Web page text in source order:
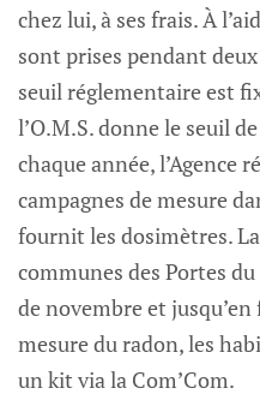
chez lui, à ses frais. À
sont prises pendant
seuil réglementaire est
l’O.M.S. donne le seuil
chaque année, l’Agence
campagnes de mesure
fournit les dosimètres.
communes des Portes
de novembre et
mesure du radon, les
un kit via la Com’Com.